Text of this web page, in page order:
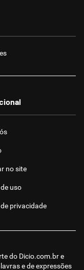
do Dicio.com.bre
e de expressões
no site
uso
privacidade